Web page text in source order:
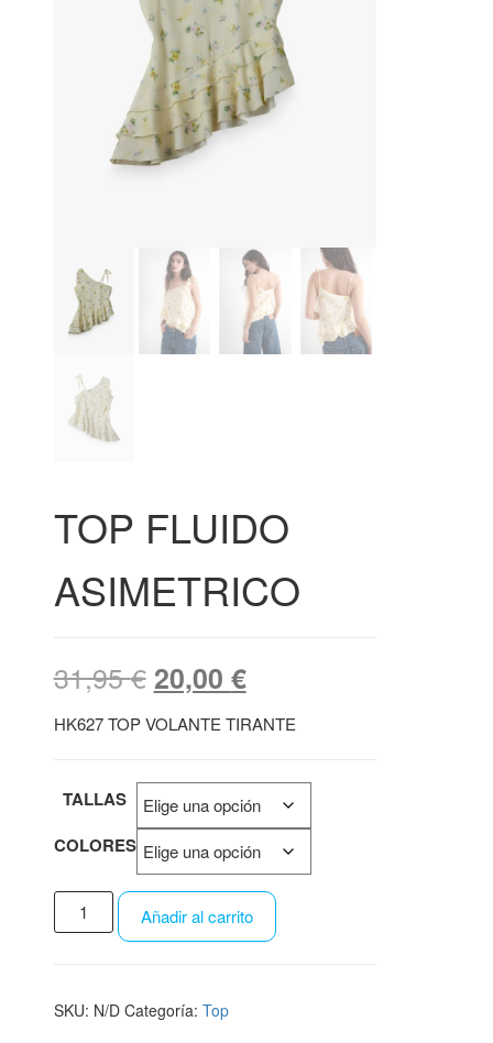
TOP FLUIDO
ASIMETRICO
31,95€ 20,00 €
HK627 TOP VOLANTE TIRANTE
TALLAS
COLORES
Añadir al carrito
SKU: N/D Categoría: Top